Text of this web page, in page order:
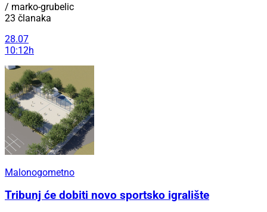
/ marko-grubelic
23 članaka
28.07
10:12h
Malonogometno
Tribunj će dobiti novo sportsko igralište